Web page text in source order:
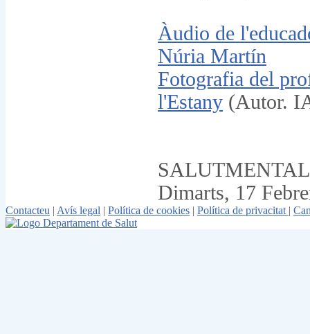
Àudio de
Núria Martín
Fotografia del
l'Estany (Autor.
SALUTMENTAL
Dimarts, 17
Contacteu | Avís legal | Política de cookies | Política de privacitat |